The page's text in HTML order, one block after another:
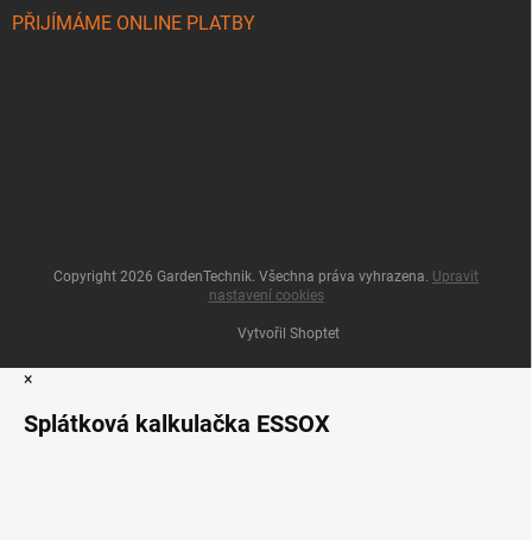
PŘIJÍMÁME ONLINE PLATBY
Vytvořil Shoptet
Copyright 2026 GardenTechnik. Všechna práva vyhrazena. Upravit
nastavení cookies
×
Splátková kalkulačka ESSOX